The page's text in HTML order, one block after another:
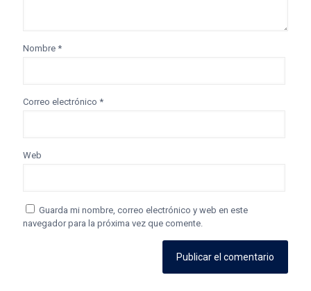
Nombre *
Correo electrónico *
Web
Guarda mi nombre, correo electrónico y web en este
navegador para la próxima vez que comente.